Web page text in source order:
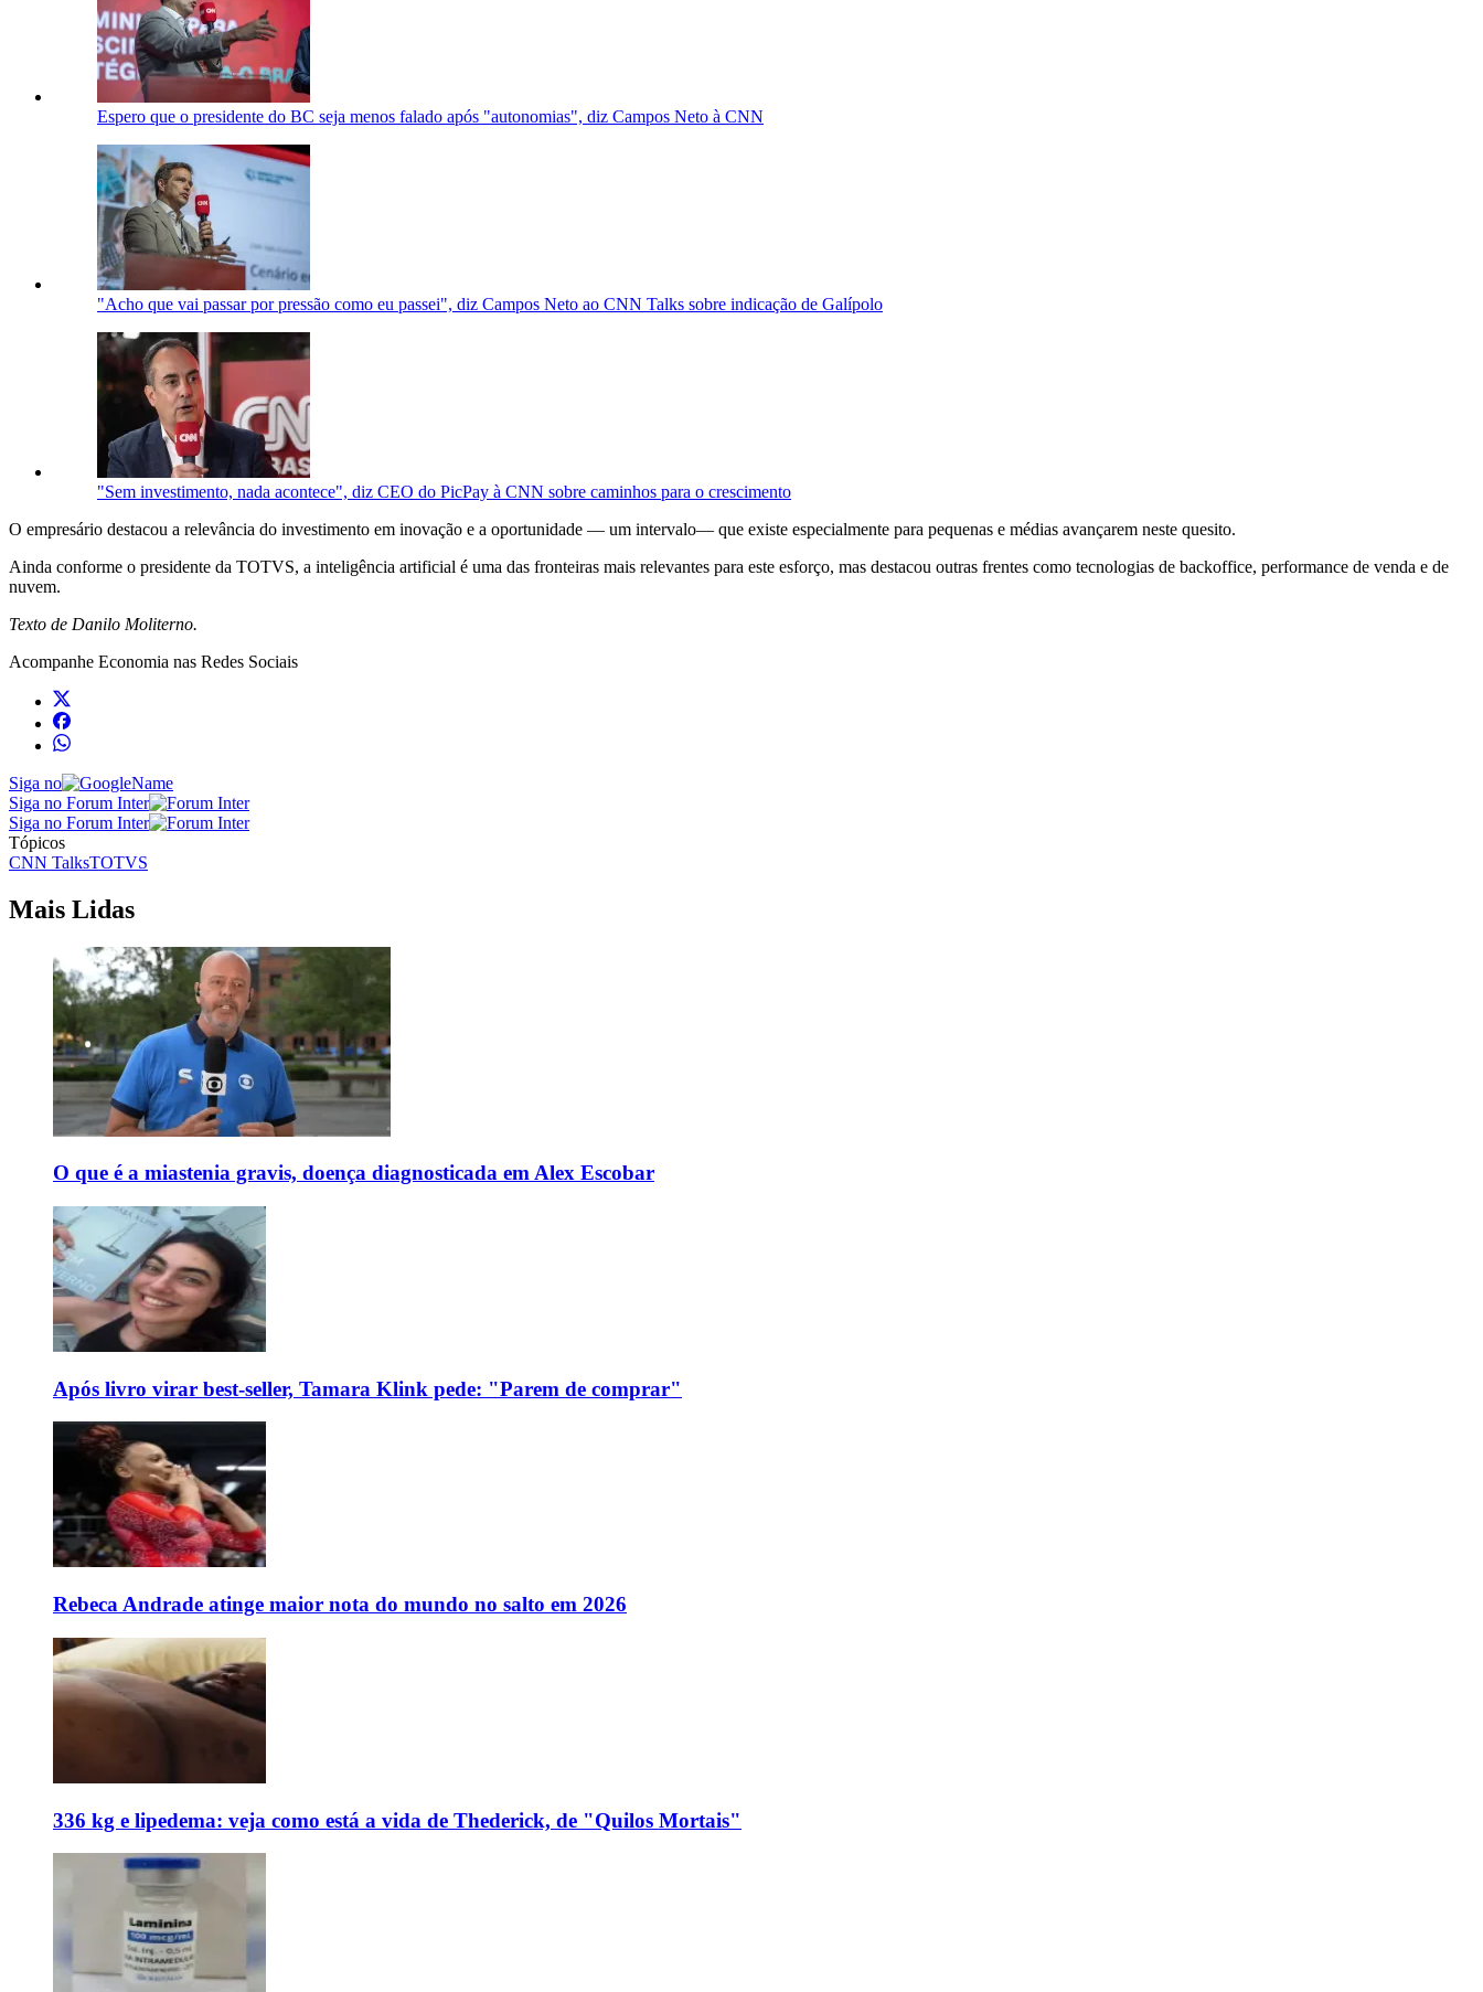
Espero que o presidente do BC seja menos falado após "autonomias", diz Campos Neto à CNN
"Acho que vai passar por pressão como eu passei", diz Campos Neto ao CNN Talks sobre indicação de Galípolo
"Sem investimento, nada acontece", diz CEO do PicPay à CNN sobre caminhos para o crescimento
O empresário destacou a relevância do investimento em inovação e a oportunidade — um intervalo— que existe especialmente para pequenas e médias avançarem neste quesito.
Ainda conforme o presidente da TOTVS, a inteligência artificial é uma das fronteiras mais relevantes para este esforço, mas destacou outras frentes como tecnologias de backoffice, performance de venda e de
nuvem.
Texto de Danilo Moliterno.
Acompanhe Economia nas Redes Sociais
Siga no
Siga no Forum Inter
Siga no Forum Inter
Tópicos
CNN TalksTOTVS
Mais Lidas
O que é a miastenia gravis, doença diagnosticada em Alex Escobar
Após livro virar best-seller, Tamara Klink pede: "Parem de comprar"
Rebeca Andrade atinge maior nota do mundo no salto em 2026
336 kg e lipedema: veja como está a vida de Thederick, de "Quilos Mortais"